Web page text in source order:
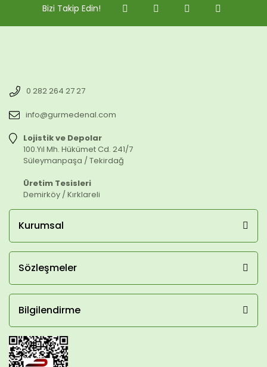
Bizi Takip Edin!
0 282 264 27 27
info@gurmedenal.com
Lojistik ve Depolar
100.Yıl Mh. Hükümet Cd. 241/7
Süleymanpaşa / Tekirdağ
Üretim Tesisleri
Demirköy / Kırklareli
Kurumsal
Sözleşmeler
Bilgilendirme